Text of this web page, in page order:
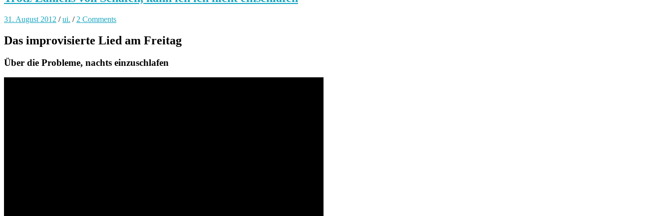
31. August 2012 /ui. / 2 Comments
Das improvisierte Lied am Freitag
Über die Probleme, nachts einzuschlafen